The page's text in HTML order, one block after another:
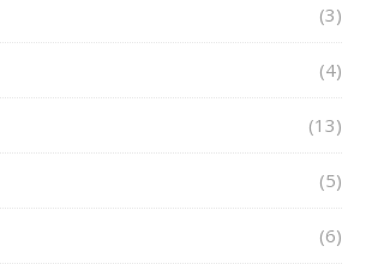
(3)
(4)
(13)
(5)
(6)